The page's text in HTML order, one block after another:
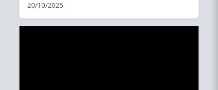
20/10/2025